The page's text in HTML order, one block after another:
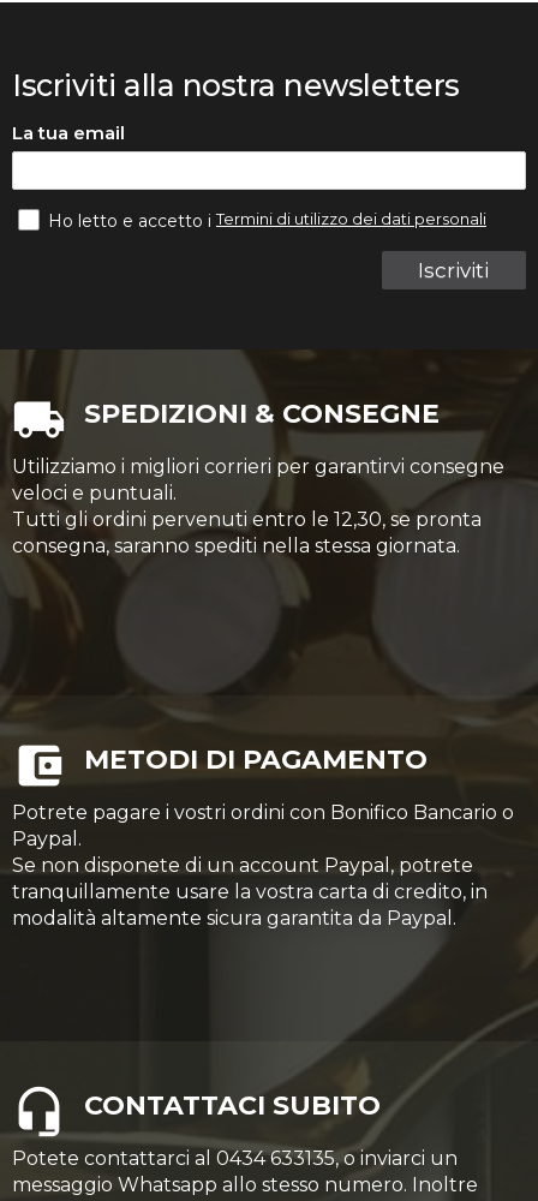
Iscriviti alla nostra newsletters
La tua email
Iscriviti
Ho letto e accetto iTermini di utilizzo dei dati personali
SPEDIZIONI & CONSEGNE
Utilizziamo i migliori corrieri per garantirvi consegne
veloci e puntuali.
Tutti gli ordini pervenuti entro le 12,30, se pronta
consegna, saranno spediti nella stessa giornata.
METODI DI PAGAMENTO
Potrete pagare i vostri ordini con Bonifico Bancario o
Paypal.
Se non disponete di un account Paypal, potrete
tranquillamente usare la vostra carta di credito, in
modalità altamente sicura garantita da Paypal.
CONTATTACI SUBITO
Potete contattarci al 0434 633135, o inviarci un
messaggio Whatsapp allo stesso numero. Inoltre